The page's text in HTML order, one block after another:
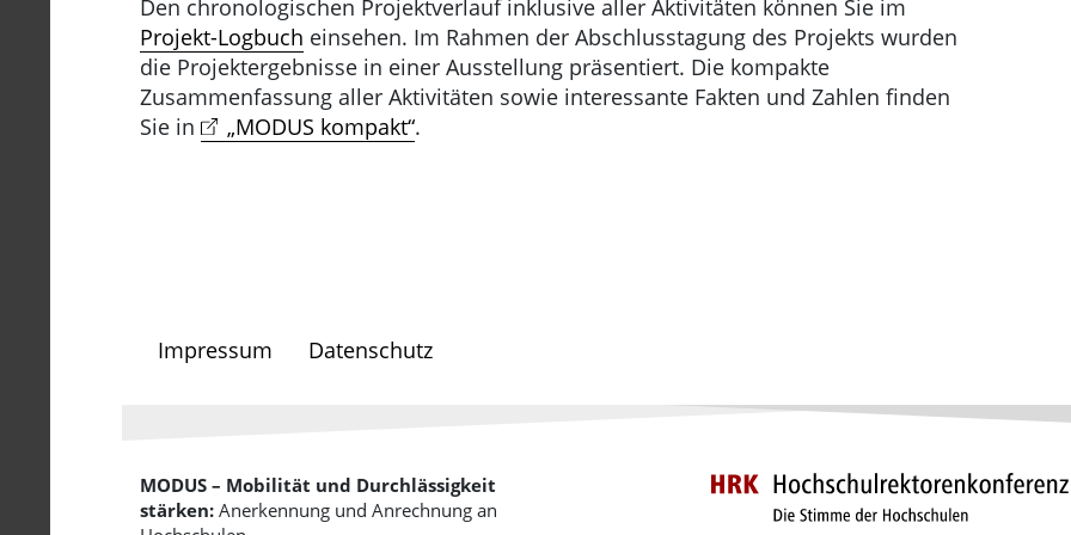
Den chronologischen Projektverlauf inklusive aller Aktivitäten können Sie im
Projekt-Logbuch einsehen. Im Rahmen der Abschlusstagung des Projekts wurden
die Projektergebnisse in einer Ausstellung präsentiert. Die kompakte
Zusammenfassung aller Aktivitäten sowie interessante Fakten und Zahlen finden
Sie in
„MODUS kompakt“.
Impressum Datenschutz
MODUS – Mobilität und Durchlässigkeit
stärken: Anerkennung und Anrechnung an